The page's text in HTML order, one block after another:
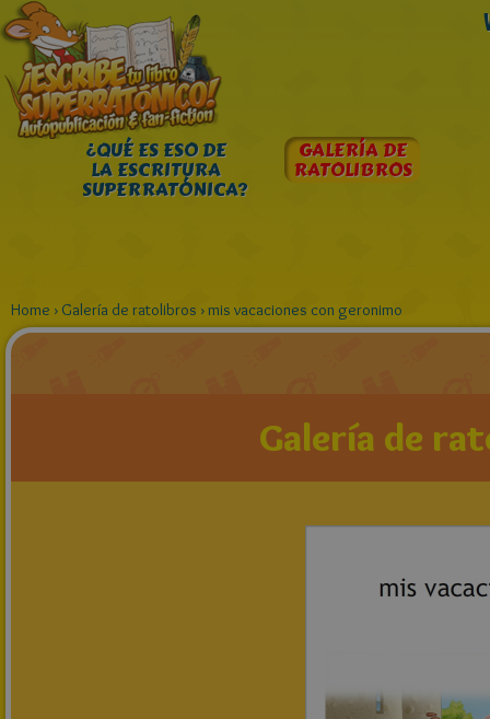
¿QUÉ ES ESO DE
LA ESCRITURA
SUPERRATÓNICA?
GALERÍA DE
RATOLIBROS
Home › Galería de ratolibros ›mis vacaciones con geronimo
Galería de